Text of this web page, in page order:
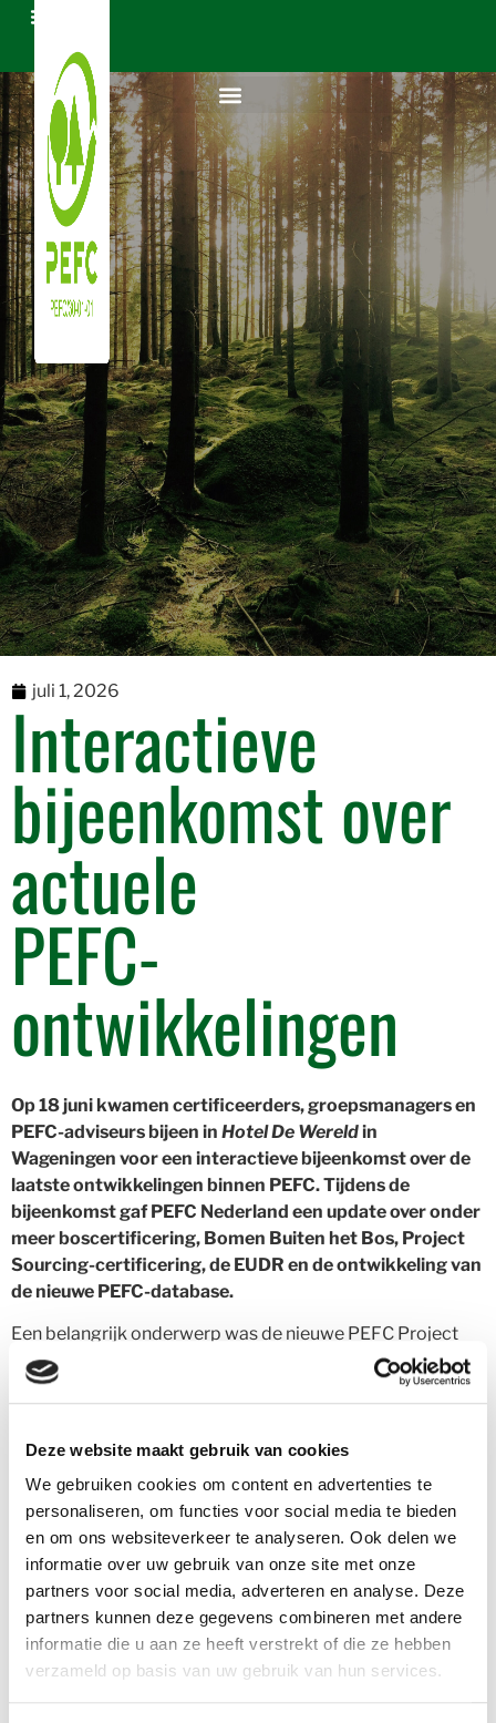
Deze website maakt gebruik van cookies
We gebruiken cookies om content en advertenties te
personaliseren, om functies voor social media te bieden
en om ons websiteverkeer te analyseren. Ook delen we
informatie over uw gebruik van onze site met onze
partners voor social media, adverteren en analyse. Deze
partners kunnen deze gegevens combineren met andere
informatie die u aan ze heeft verstrekt of die ze hebben
verzameld op basis van uw gebruik van hun services.
juli 1, 2026
Interactieve
bijeenkomst over
actuele
PEFC-
ontwikkelingen
Op 18 juni kwamen certificeerders, groepsmanagers en
PEFC-adviseurs bijeen in Hotel De Wereldin
Wageningen voor een interactieve bijeenkomst over de
laatste ontwikkelingen binnen PEFC. Tijdens de
bijeenkomst gaf PEFC Nederland een update over onder
meer boscertificering, Bomen Buiten het Bos, Project
Sourcing-certificering, de EUDR en de ontwikkeling van
de nieuwe PEFC-database.
Een belangrijk onderwerp was de nieuwe PEFC Project
Sourcing-Standaard. Met deze standaard kunnen
organisaties aantonen dat binnen een individueel
materialen zijn toegepast. De aanwezige auditors
zoals multi-projectcertificering en de flexibiliteit om
binnen één project met materialen uit verschillende
gecertificeerde bronnen te werken.
Ook werd gesproken over de beoordeling van
certificeringssystemen in het kader van de EUDRen de
laatste ontwikkelingen op dit gebied. Daarnaast werd